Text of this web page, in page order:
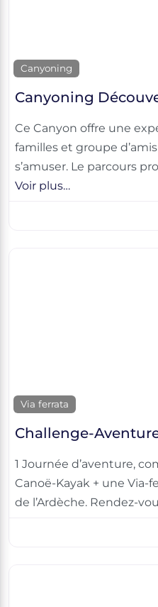
Canyoning
Canyoning
Ce Canyon offre une
familles et groupe
s’amuser. Le parcours
Voir plus…
Via ferrata
Challenge-
1 Journée d’aventure,
Canoë-Kayak + une
de l’Ardèche. Rendez-